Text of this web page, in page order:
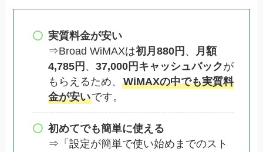
実質料金が安い
⇒Broad WiMAXは初月880円 、
月額
4,785円 、 37,000円キャッシュバックが
もらえるため、 WiMAXの中でも実質料
金が安いです。
初めてでも簡単に使える
⇒「設定が簡単で使い始めまでのスト